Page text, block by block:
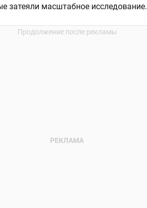
затеяли масштабное исследование.